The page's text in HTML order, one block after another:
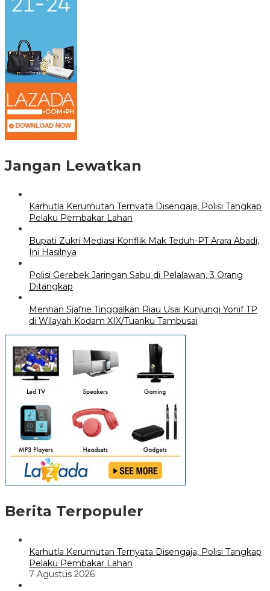
Jangan Lewatkan
Karhutla Kerumutan Ternyata Disengaja, Polisi Tangkap
Pelaku Pembakar Lahan
Bupati Zukri Mediasi Konflik Mak Teduh-PT Arara Abadi,
Ini Hasilnya
Polisi Gerebek Jaringan Sabu di Pelalawan, 3 Orang
Ditangkap
Menhan Sjafrie Tinggalkan Riau Usai Kunjungi Yonif TP
di Wilayah Kodam XIX/Tuanku Tambusai
Berita Terpopuler
Karhutla Kerumutan Ternyata Disengaja, Polisi Tangkap
Pelaku Pembakar Lahan
7 Agustus 2026